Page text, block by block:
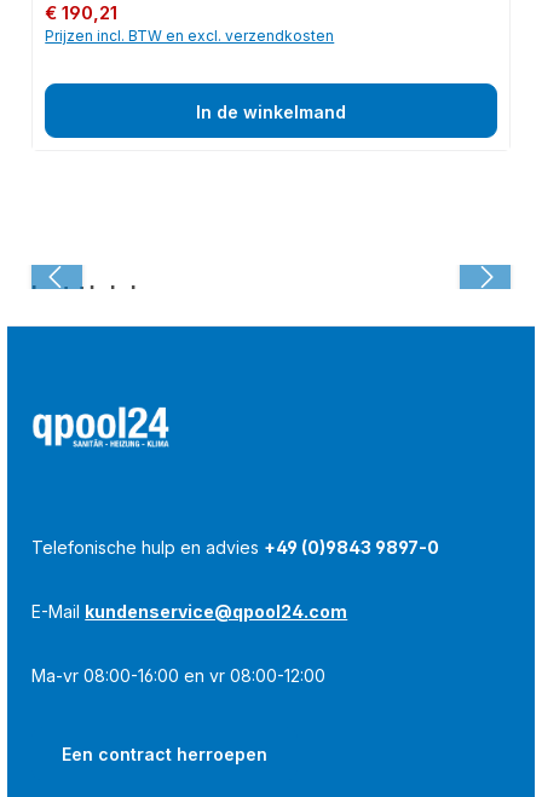
Normale prijs:
€ 190,21
Prijzen incl. BTW en excl. verzendkosten
In de winkelmand
Laatst bekeken:
Telefonische hulp en advies +49 (0)9843 9897-0
E-Mail kundenservice@qpool24.com
Ma-vr 08:00-16:00 en vr 08:00-12:00
Een contract herroepen